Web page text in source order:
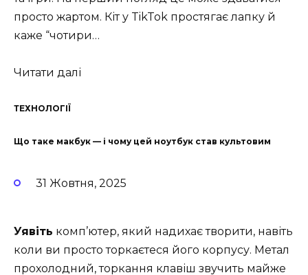
просто жартом. Кіт у TikTok простягає лапку й
каже “чотири…
Читати далі
ТЕХНОЛОГІЇ
Що таке макбук — і чому цей ноутбук став культовим
31 Жовтня, 2025
Уявіть комп’ютер, який надихає творити, навіть
коли ви просто торкаєтеся його корпусу. Метал
прохолодний, торкання клавіш звучить майже